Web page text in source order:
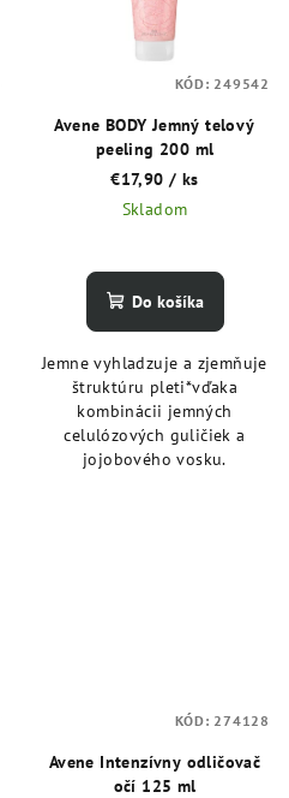
Avene BODY Jemný telový
peeling 200 ml
€17,90/ ks
Skladom
Do košíka
Jemne vyhladzuje a zjemňuje
štruktúru pleti*vďaka
kombinácii jemných
celulózových guličiek a
jojobového vosku.
KÓD: 249542
Avene Intenzívny odličovač
očí 125 ml
KÓD: 274128